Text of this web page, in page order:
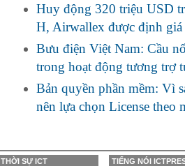
Huy động 320 triệu USD
H, Airwallex được định
Bưu điện Việt Nam: Cầu
trong hoạt động tương trợ
Bản quyền phần mềm: Vì
nên lựa chọn License theo
THỜI SỰ ICT TIẾNG NÓI